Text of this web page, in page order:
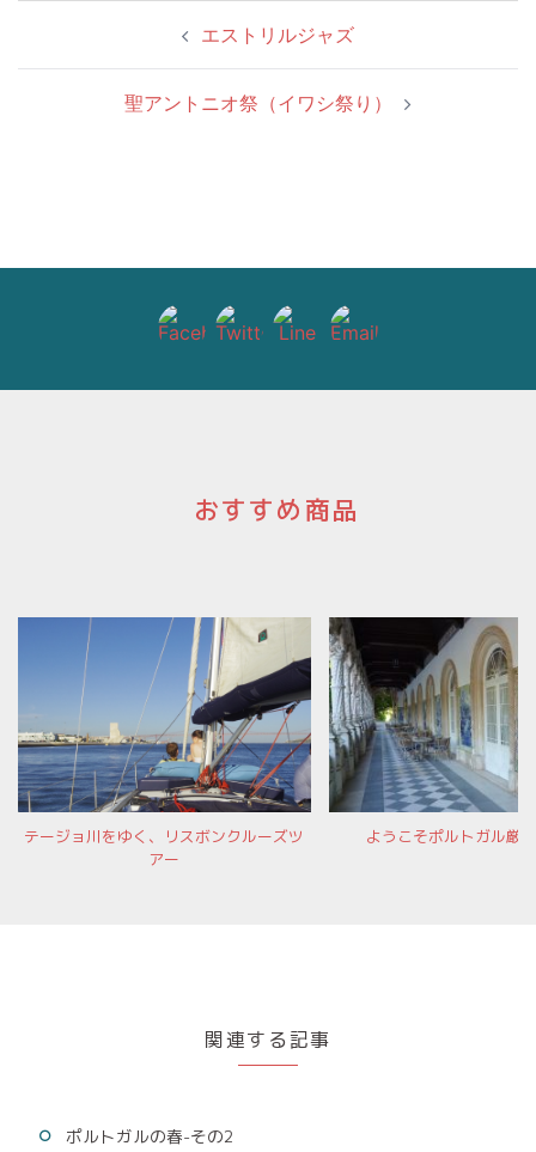
エストリルジャズ
聖アントニオ祭（イワシ祭り）
おすすめ商品
テージョ川をゆく、リスボンクルーズツ
アー
ようこそポルトガル厳
関連する記事
ポルトガルの春-その2